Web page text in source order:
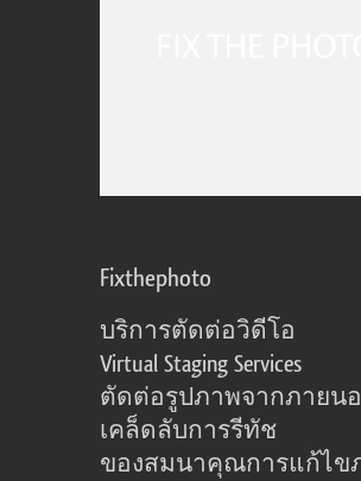
Fixthephoto
บริการตัดต่อวิดีโอ
Virtual Staging Services
ตัดต่อรูปภาพจากภายน
เคล็ดลับการรีทัช
ของสมนาคุณการแก้ไข